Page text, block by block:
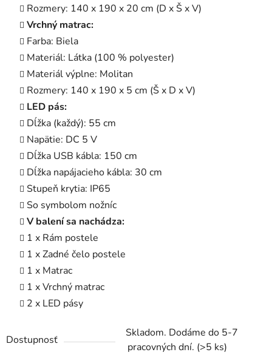
Rozmery: 140 x 190 x 20 cm (D x Š x V)
Vrchný matrac:
Farba: Biela
Materiál: Látka (100 % polyester)
Materiál výplne: Molitan
Rozmery: 140 x 190 x 5 cm (Š x D x V)
LED pás:
Dĺžka (každý): 55 cm
Napätie: DC 5 V
Dĺžka USB kábla: 150 cm
Dĺžka napájacieho kábla: 30 cm
Stupeň krytia: IP65
So symbolom nožníc
V balení sa nachádza:
1 x Rám postele
1 x Zadné čelo postele
1 x Matrac
1 x Vrchný matrac
2 x LED pásy
Dostupnosť
Skladom. Dodáme do 5-7
pracovných dní. (>5 ks)